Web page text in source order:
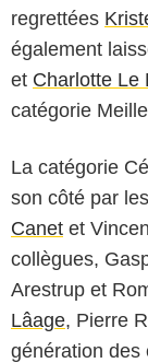
regrettées
également
et Charlotte Le
catégorie
La catégorie
son côté par
Canet et
collègues,
Arestrup et
Lâage, Pierre
génération des